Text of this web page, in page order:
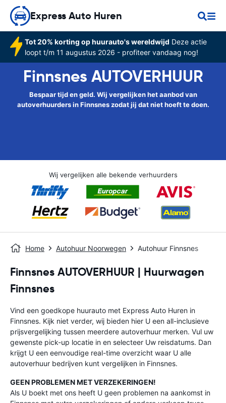
Express Auto Huren
Tot 20% korting op huurauto's wereldwijd Deze actie
loopt t/m 11 augustus 2026 - profiteer vandaag nog!
Finnsnes AUTOVERHUUR
Bespaar tijd en geld. Wij vergelijken het aanbod van
autoverhuurders in Finnsnes zodat jij dat niet hoeft te doen.
Wij vergelijken alle bekende verhuurders
Home Autohuur Noorwegen Autohuur Finnsnes
Finnsnes AUTOVERHUUR | Huurwagen
Finnsnes
Vind een goedkope huurauto met Express Auto Huren in
Finnsnes. Kijk niet verder, wij bieden hier U een all-inclusieve
prijsvergelijking tussen meerdere autoverhuur merken. Vul uw
gewenste pick-up locatie in en selecteer Uw reisdatums. Dan
krijgt U een eenvoudige real-time overzicht waar U alle
autoverhuur bedrijven kunt vergelijken in Finnsnes.
GEEN PROBLEMEN MET VERZEKERINGEN!
Als U boekt met ons heeft U geen problemen na aankomst in